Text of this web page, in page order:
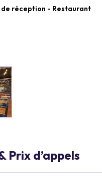
de réception - Restaurant
Prix d’appels